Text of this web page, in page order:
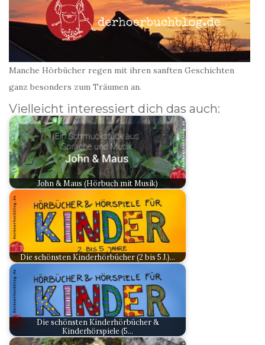
Manche Hörbücher regen mit ihren sanften Geschichten
ganz besonders zum Träumen an.
Vielleicht interessiert dich das auch:
John & Maus (Hörbuch mit Musik)
Die schönsten Kinderhörbücher (2 bis 5 J.)…
Die schönsten Kinderhörbücher &
Kinderhörspiele (5…